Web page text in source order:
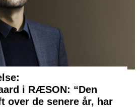
i RÆSON: “Den
over de senere år, har